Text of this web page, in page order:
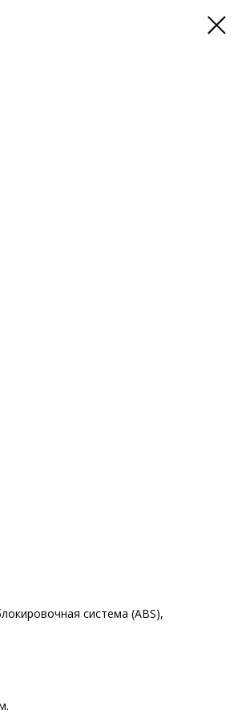
система (ABS),